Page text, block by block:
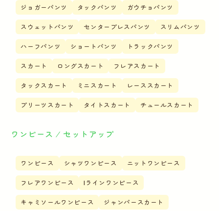
ジョガーパンツ タックパンツ ガウチョパンツ
スウェットパンツ センタープレスパンツ スリムパンツ
ハーフパンツ ショートパンツ トラックパンツ
スカート ロングスカート フレアスカート
タックスカート ミニスカート レーススカート
プリーツスカート タイトスカート チュールスカート
ワンピース ⁄ セットアップ
ワンピース シャツワンピース ニットワンピース
フレアワンピース Iラインワンピース
キャミソールワンピース ジャンパースカート